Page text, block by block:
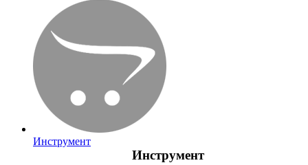
Инструмент
Инструмент